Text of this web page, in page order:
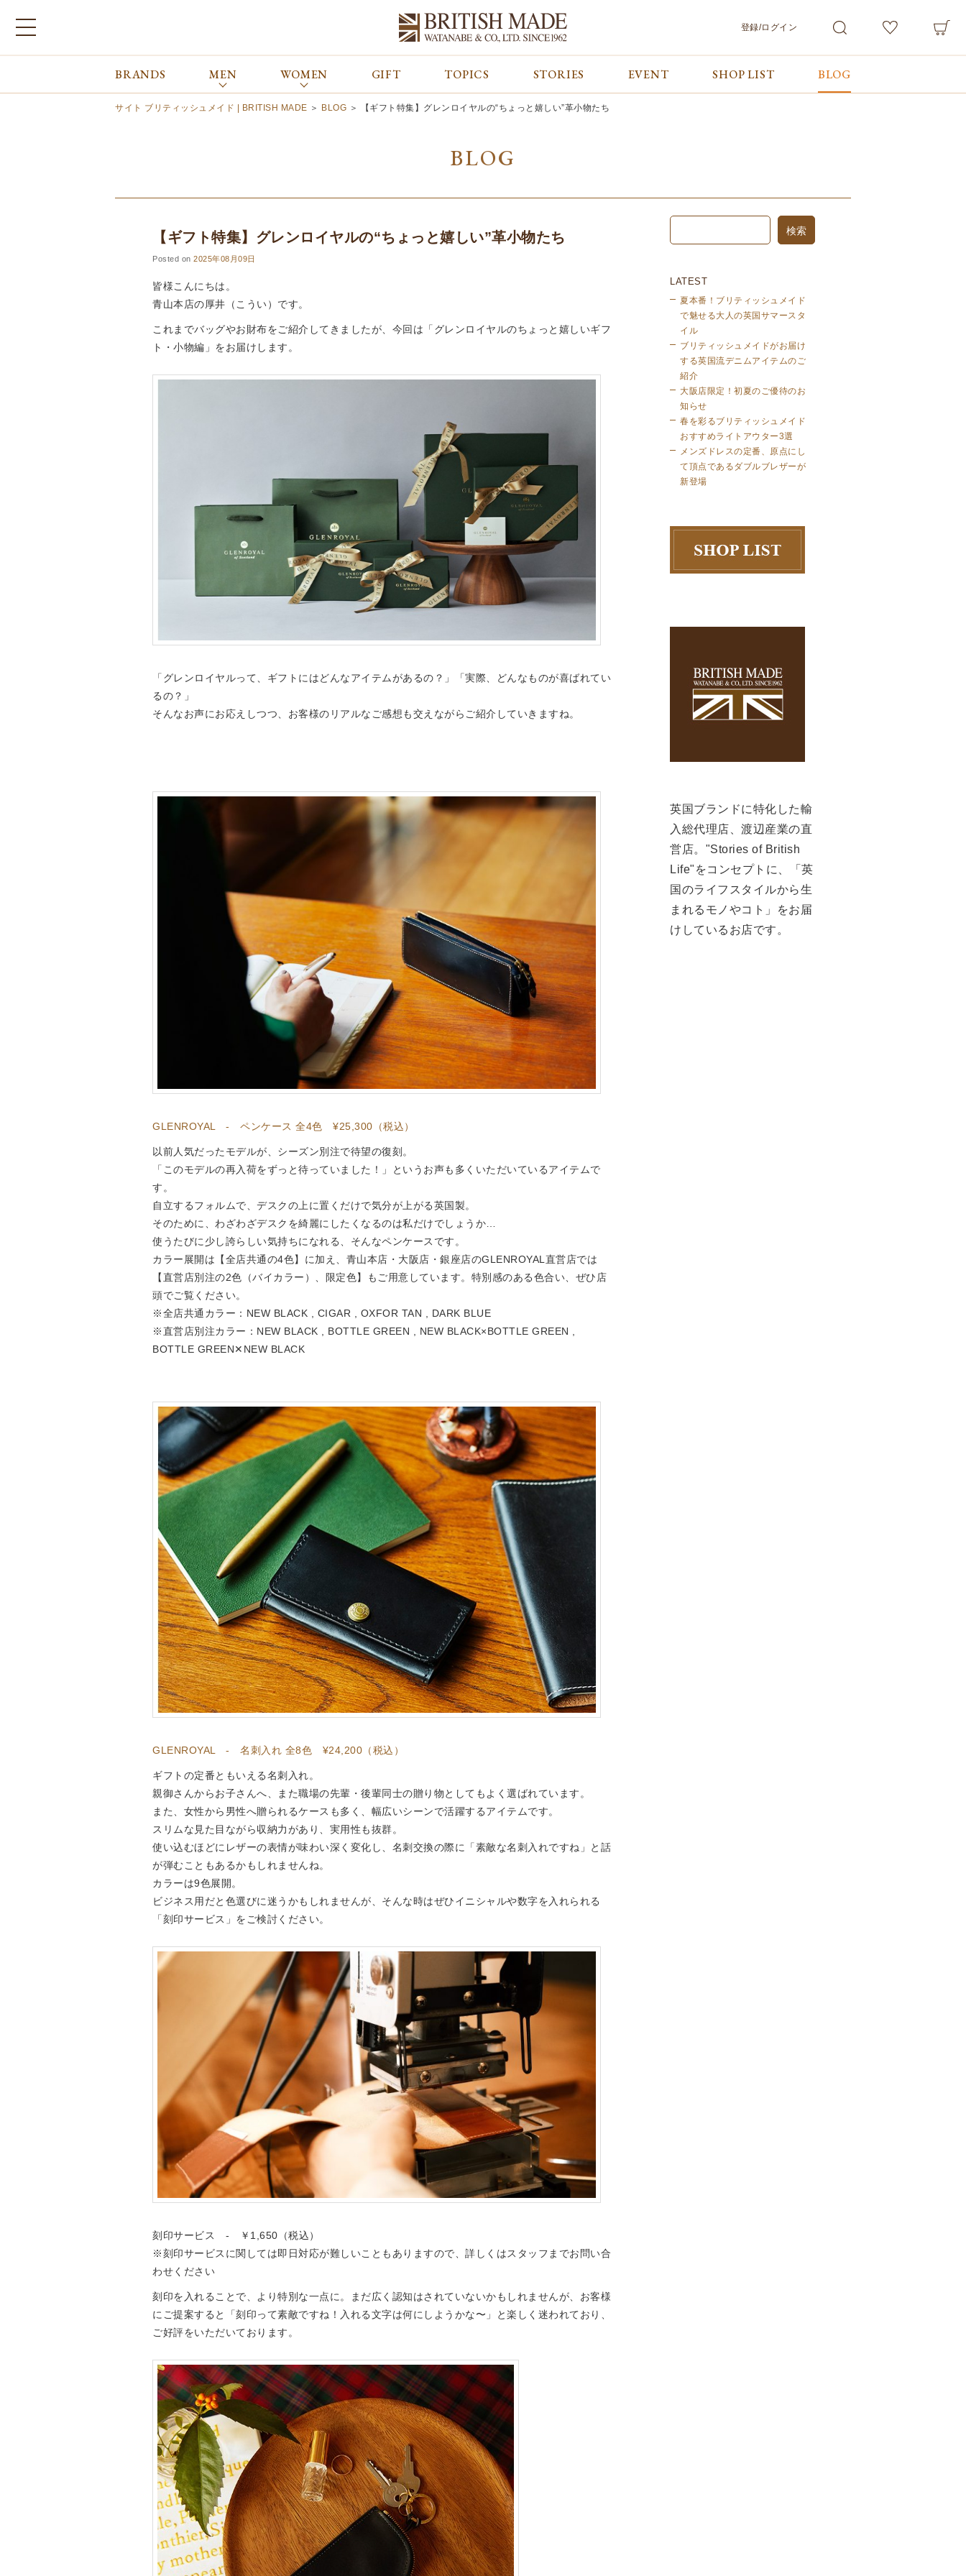
ブランドから探す
Bowhill&Elliott
FOX UMBRELLAS
GLENROYAL
New Balance
REPRODUCTION
OF FOUND
The Edinburgh
Natural Skincare
OUTLET
カテゴリから探す
マフラー&ストール
帽子&グローブ
その他
コンテンツをみる
CONCEPT
会員サービス
ご利用ガイド/お問合せ
登録/ログイン
ALL MEN WOMEN 検索
BRANDS MEN WOMEN GIFT TOPICS STORIES EVENT SHOP LIST BLOG
サイト ブリティッシュメイド | BRITISH MADE ＞ BLOG ＞ 【ギフト特集】グレンロイヤルの“ちょっと嬉しい”革小物たち
BLOG
【ギフト特集】グレンロイヤルの“ちょっと嬉しい”革小物たち
Posted on 2025年08月09日
皆様こんにちは。
青山本店の厚井（こうい）です。
これまでバッグやお財布をご紹介してきましたが、今回は「グレンロイヤルのちょっと嬉しいギフ
ト・小物編」をお届けします。
「グレンロイヤルって、ギフトにはどんなアイテムがあるの？」「実際、どんなものが喜ばれてい
るの？」
そんなお声にお応えしつつ、お客様のリアルなご感想も交えながらご紹介していきますね。
GLENROYAL - ペンケース 全4色 ¥25,300（税込）
以前人気だったモデルが、シーズン別注で待望の復刻。
「このモデルの再入荷をずっと待っていました！」というお声も多くいただいているアイテムで
す。
自立するフォルムで、デスクの上に置くだけで気分が上がる英国製。
そのために、わざわざデスクを綺麗にしたくなるのは私だけでしょうか…
使うたびに少し誇らしい気持ちになれる、そんなペンケースです。
カラー展開は【全店共通の4色】に加え、青山本店・大阪店・銀座店のGLENROYAL直営店では
【直営店別注の2色（バイカラー）、限定色】もご用意しています。特別感のある色合い、ぜひ店
頭でご覧ください。
※全店共通カラー：NEW BLACK , CIGAR , OXFOR TAN , DARK BLUE
※直営店別注カラー：NEW BLACK , BOTTLE GREEN , NEW BLACK×BOTTLE GREEN ,
BOTTLE GREEN✕NEW BLACK
GLENROYAL - 名刺入れ 全8色 ¥24,200（税込）
ギフトの定番ともいえる名刺入れ。
親御さんからお子さんへ、また職場の先輩・後輩同士の贈り物としてもよく選ばれています。
また、女性から男性へ贈られるケースも多く、幅広いシーンで活躍するアイテムです。
スリムな見た目ながら収納力があり、実用性も抜群。
使い込むほどにレザーの表情が味わい深く変化し、名刺交換の際に「素敵な名刺入れですね」と話
が弾むこともあるかもしれませんね。
カラーは9色展開。
ビジネス用だと色選びに迷うかもしれませんが、そんな時はぜひイニシャルや数字を入れられる
「刻印サービス」をご検討ください。
刻印サービス - ￥1,650（税込）
※刻印サービスに関しては即日対応が難しいこともありますので、詳しくはスタッフまでお問い合
わせください
刻印を入れることで、より特別な一点に。まだ広く認知はされていないかもしれませんが、お客様
にご提案すると「刻印って素敵ですね！入れる文字は何にしようかな〜」と楽しく迷われており、
ご好評をいただいております。
LATEST
夏本番！ブリティッシュメイド
で魅せる大人の英国サマースタ
イル
ブリティッシュメイドがお届け
する英国流デニムアイテムのご
紹介
大阪店限定！初夏のご優待のお
知らせ
春を彩るブリティッシュメイド
おすすめライトアウター3選
メンズドレスの定番、原点にし
て頂点であるダブルブレザーが
新登場
英国ブランドに特化した輸
入総代理店、渡辺産業の直
営店。"Stories of British
Life"をコンセプトに、「英
国のライフスタイルから生
まれるモノやコト」をお届
けしているお店です。